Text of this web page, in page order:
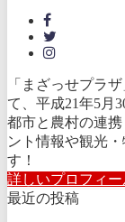
「まざっせプラ
て、平成21年5月
都市と農村の連
ント情報や観光
す！
詳しいプロフィー
最近の投稿